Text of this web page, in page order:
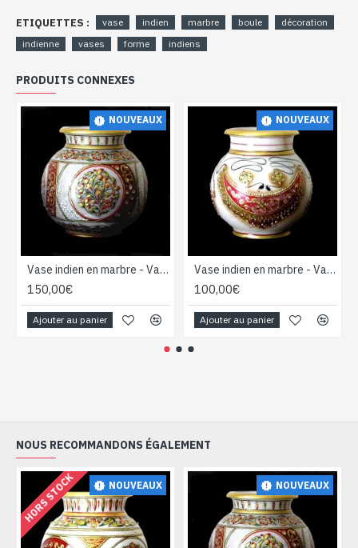
ETIQUETTES : vase indien marbre boule
décoration
indienne
vases forme indiens
PRODUITS CONNEXES
NOUVEAUX
Vase indien en marbre - Vase Boule - Décoration indienne
150,00€
Ajouter au panier
NOUVEAUX
Vase indien en marbre - Vase Boule - Décoration indienne
100,00€
Ajouter au panier
NOUS RECOMMANDONS ÉGALEMENT
NOUVEAUX
HORS STOCK NOUVEAUX